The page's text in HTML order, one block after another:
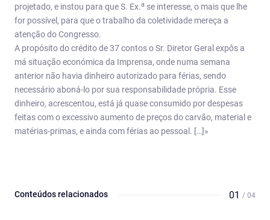
projetado, e instou para que S. Ex.a se interesse, o mais que lhe
for possível, para que o trabalho da coletividade mereça a
atenção do Congresso.
A propósito do crédito de 37 contos o Sr. Diretor Geral expôs a
má situação económica da Imprensa, onde numa semana
anterior não havia dinheiro autorizado para férias, sendo
necessário aboná-lo por sua responsabilidade própria. Esse
dinheiro, acrescentou, está já quase consumido por despesas
feitas com o excessivo aumento de preços do carvão, material e
matérias-primas, e ainda com férias ao pessoal. […]»
Conteúdos relacionados 01 / 04